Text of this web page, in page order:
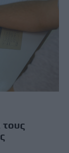
τους